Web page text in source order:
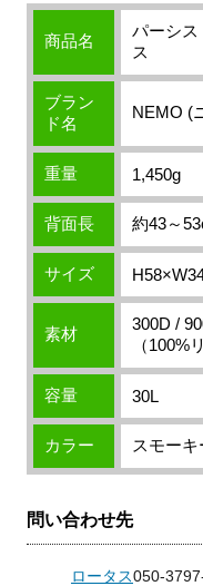
商品名
パーシス
ス
ブラン
ド名
NEMO (
重量 1,450g
背面長 約43～
サイズ
素材
300D /
（100%
容量 30L
カラー スモー
問い合わせ先
ロータス050-